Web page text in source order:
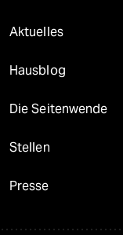
Aktuelles
Hausblog
Die Seitenwende
Stellen
Presse